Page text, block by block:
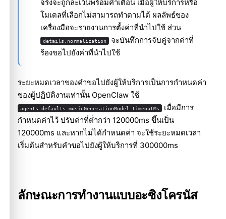
จริงจะถูกละเว้นพร้อมคำเตือน เมื่อผู้ให้บริการหรือ
โมเดลที่เลือกไม่สามารถทำตามได้ ผลลัพธ์ของ
เครื่องมือจะรายงานการตั้งค่าที่นำไปใช้ ส่วน
details.normalization จะบันทึกการจับคู่จากค่าที่
ร้องขอไปยังค่าที่นำไปใช้
ระยะหมดเวลาของคำขอไปยังผู้ให้บริการเป็นการกำหนดค่า
ของผู้ปฏิบัติงานเท่านั้น OpenClaw ใช้
agents.defaults.musicGenerationModel.timeoutMs เมื่อมีการ
กำหนดค่าไว้ ปรับค่าที่ต่ำกว่า 120000ms ขึ้นเป็น
120000ms และหากไม่ได้กำหนดค่า จะใช้ระยะหมดเวลา
เริ่มต้นสำหรับคำขอไปยังผู้ให้บริการที่ 300000ms
ลักษณะการทำงานแบบอะซิงโครนัส